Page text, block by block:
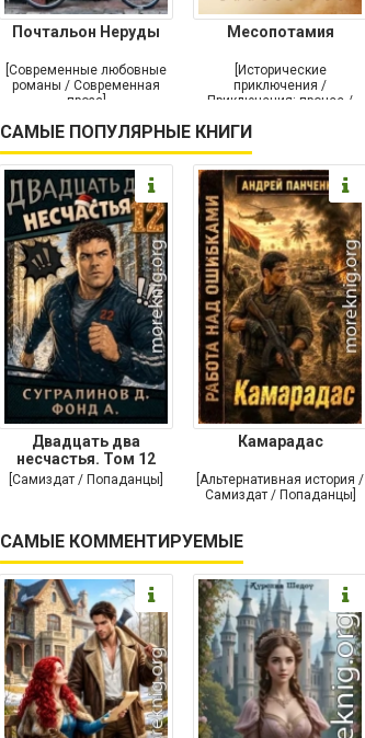
Почтальон Неруды
[Современные любовные
романы / Современная
проза]
Месопотамия
[Исторические
приключения /
Приключения: прочее /
Историческая проза]
САМЫЕ ПОПУЛЯРНЫЕ КНИГИ
Двадцать два
несчастья. Том 12
[Самиздат / Попаданцы]
Камарадас
[Альтернативная история /
Самиздат / Попаданцы]
САМЫЕ КОММЕНТИРУЕМЫЕ